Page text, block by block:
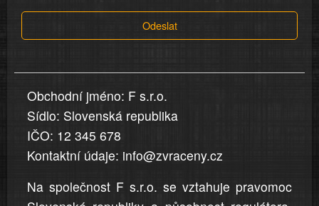
v
jsou
přesná
a
úplná
Odeslat
Obchodní jméno: F s.r.o.
Sídlo: Slovenská republika
IČO: 12 345 678
Kontaktní údaje: info@zvraceny.cz
Na společnost F s.r.o. se vztahuje pravomoc